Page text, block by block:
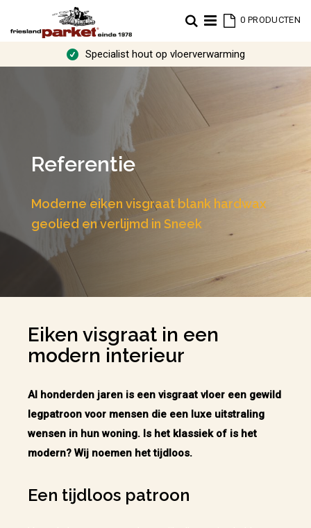
0 PRODUCTEN
Zoek
Specialist hout op vloerverwarming
Referentie
Moderne eiken visgraat blank hardwax
geolied en verlijmd in Sneek
Eiken visgraat in een
modern interieur
Al honderden jaren is een visgraat vloer een gewild
legpatroon voor mensen die een luxe uitstraling
wensen in hun woning. Is het klassiek of is het
modern? Wij noemen het tijdloos.
Een tijdloos patroon